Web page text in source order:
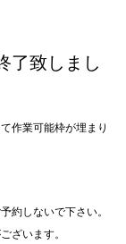
了致しまし
作業可能枠が埋まり
約しないで下さい。
ざいます。